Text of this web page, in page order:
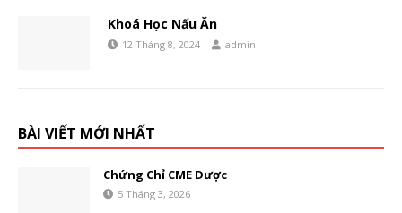
Khoá Học Nấu Ăn
12 Tháng 8, 2024 admin
BÀI VIẾT MỚI NHẤT
Chứng Chỉ CME Dược
5 Tháng 3, 2026